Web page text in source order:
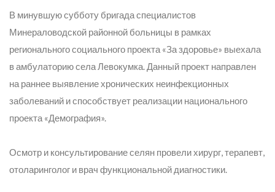
В минувшую субботу бригада специалистов
Минераловодской районной больницы в рамках
регионального социального проекта «За здоровье» выехала
в амбулаторию села Левокумка. Данный проект направлен
на раннее выявление хронических неинфекционных
заболеваний и способствует реализации национального
проекта «Демография».
Осмотр и консультирование селян провели хирург, терапевт,
отоларинголог и врач функциональной диагностики.